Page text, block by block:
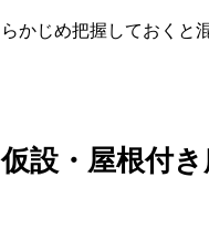
らかじめ把握しておくと
仮設・屋根付